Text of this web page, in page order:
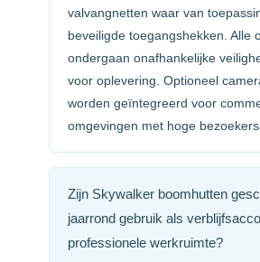
valvangnet­ten waar van
beveiligde toegangs­hekken. Alle
ondergaan onafhankelijke
voor oplevering. Optioneel
worden geïntegreerd voor
omgevingen met hoge
Zijn Skywalker boomhutten
jaarrond gebruik als
professionele werkruimte?